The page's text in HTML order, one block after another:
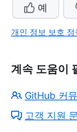
예
개인 정보 보호 정
계속 도움이
GitHub 커
고객 지원